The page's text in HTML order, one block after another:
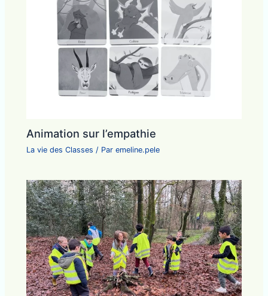
Animation sur l’empathie
La vie des Classes / Paremeline.pele